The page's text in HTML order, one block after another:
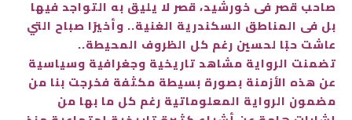
صاحب قصر في خورشيد، قصر لا يليق به التواجد فيها
بل في المناطق السكندرية الغنية.. وأخيرًا صباح التي
عاشت حبًا لحسين رغم كل الظروف المحيطة..
تضمنت الرواية مشاهد تاريخية وجغرافية وسياسية
عن هذه الأزمنة بصورة بسيطة مكثفة فخرجت بنا من
مضمون الرواية المعلوماتية رغم كل ما بها من